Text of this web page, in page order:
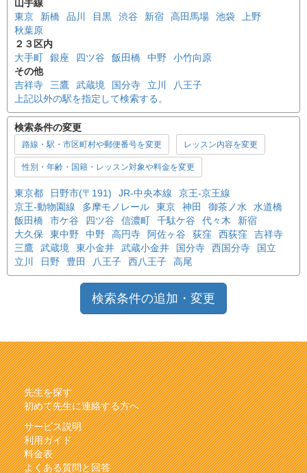
山手線
東京
新橋 品川 目黒 渋谷 新宿 高田馬場 池袋
上野
秋葉原
２３区内
大手町
銀座 四ツ谷 飯田橋 中野
小竹向原
その他
吉祥寺
三鷹 武蔵境 国分寺 立川
八王子
上記以外の駅を指定して検索する。
検索条件の変更
路線・駅・市区町村や郵便番号を変更 レッスン内容を変更
性別・年齢・国籍・レッスン対象や料金を変更
東京都 日野市(〒191) JR-中央本線
京王-京王線
京王-動物園線
多摩モノレール 東京 神田 御茶ノ水
水道橋
飯田橋
市ケ谷 四ツ谷 信濃町 千駄ケ谷 代々木
新宿
大久保
東中野 中野 高円寺 阿佐ヶ谷 荻窪 西荻窪
吉祥寺
三鷹
武蔵境 東小金井 武蔵小金井 国分寺 西国分寺
国立
立川
日野 豊田 八王子 西八王子 高尾
検索条件の追加・変更
先生を探す
初めて先生に連絡する方へ
サービス説明
利用ガイド
料金表
よくある質問と回答